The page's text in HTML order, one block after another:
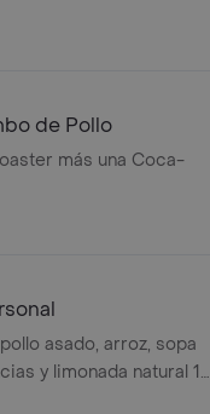
de Pollo
más una Coca-
asado, arroz, sopa
y limonada natural 16